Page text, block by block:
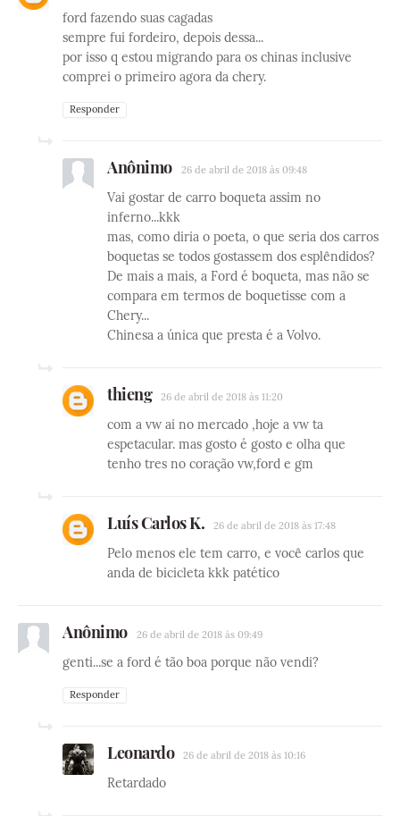
ford fazendo suas cagadas
sempre fui fordeiro, depois dessa...
por isso q estou migrando para os chinas inclusive
comprei o primeiro agora da chery.
Responder
Anônimo 26 de abril de 2018 às 09:48
Vai gostar de carro boqueta assim no
inferno...kkk
mas, como diria o poeta, o que seria dos carros
boquetas se todos gostassem dos esplêndidos?
De mais a mais, a Ford é boqueta, mas não se
compara em termos de boquetisse com a
Chery...
Chinesa a única que presta é a Volvo.
thieng 26 de abril de 2018 às 11:20
com a vw ai no mercado ,hoje a vw ta
espetacular. mas gosto é gosto e olha que
tenho tres no coração vw,ford e gm
Luís Carlos K. 26 de abril de 2018 às 17:48
Pelo menos ele tem carro, e você carlos que
anda de bicicleta kkk patético
Anônimo 26 de abril de 2018 às 09:49
genti...se a ford é tão boa porque não vendi?
Responder
Leonardo 26 de abril de 2018 às 10:16
Retardado